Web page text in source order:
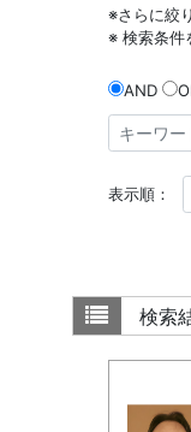
※さらに絞
※ 検索条件
AND
表示順：
検索